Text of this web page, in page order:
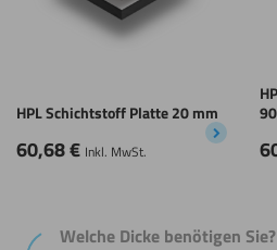
HPL Schichtstoff Platte 20 mm
60,68€ Inkl. MwSt.
Welche Dicke benötigen Sie?